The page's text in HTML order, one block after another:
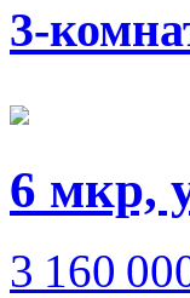
3-
6 мкр,
3 160